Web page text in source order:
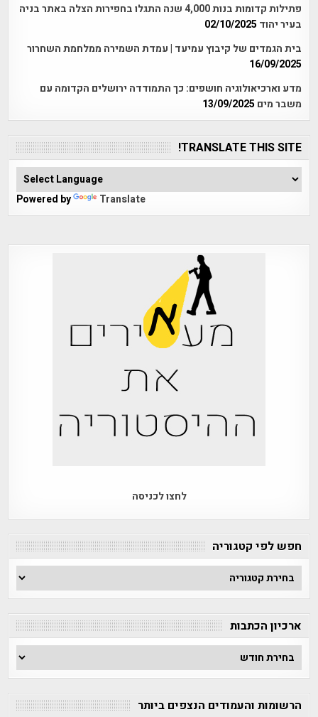
פתילות קדומות בנות 4,000 שנה התגלו בחפירות הצלה באתר בניה
בעיר יהוד 02/10/2025
בית הגמדים של קיבוץ עמיעד | עמדת השמירה ממלחמת השחרור
16/09/2025
מדע וארכיאולוגיה חושפים: כך התמודדה ירושלים הקדומה עם
משבר מים 13/09/2025
TRANSLATE THIS SITE!
Powered by Translate
לחצו לכניסה
חפש לפי קטגוריה
חפש
לפי
ארכיון הכתבות
ארכיון
הכתבות
הרשומות והעמודים הנצפים ביותר